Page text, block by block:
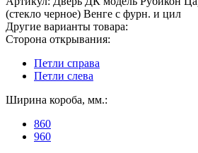
(стекло черное) Венге с фурн. и цил
Другие варианты товара:
Сторона открывания:
Петли справа
Петли слева
Ширина короба, мм.:
860
960